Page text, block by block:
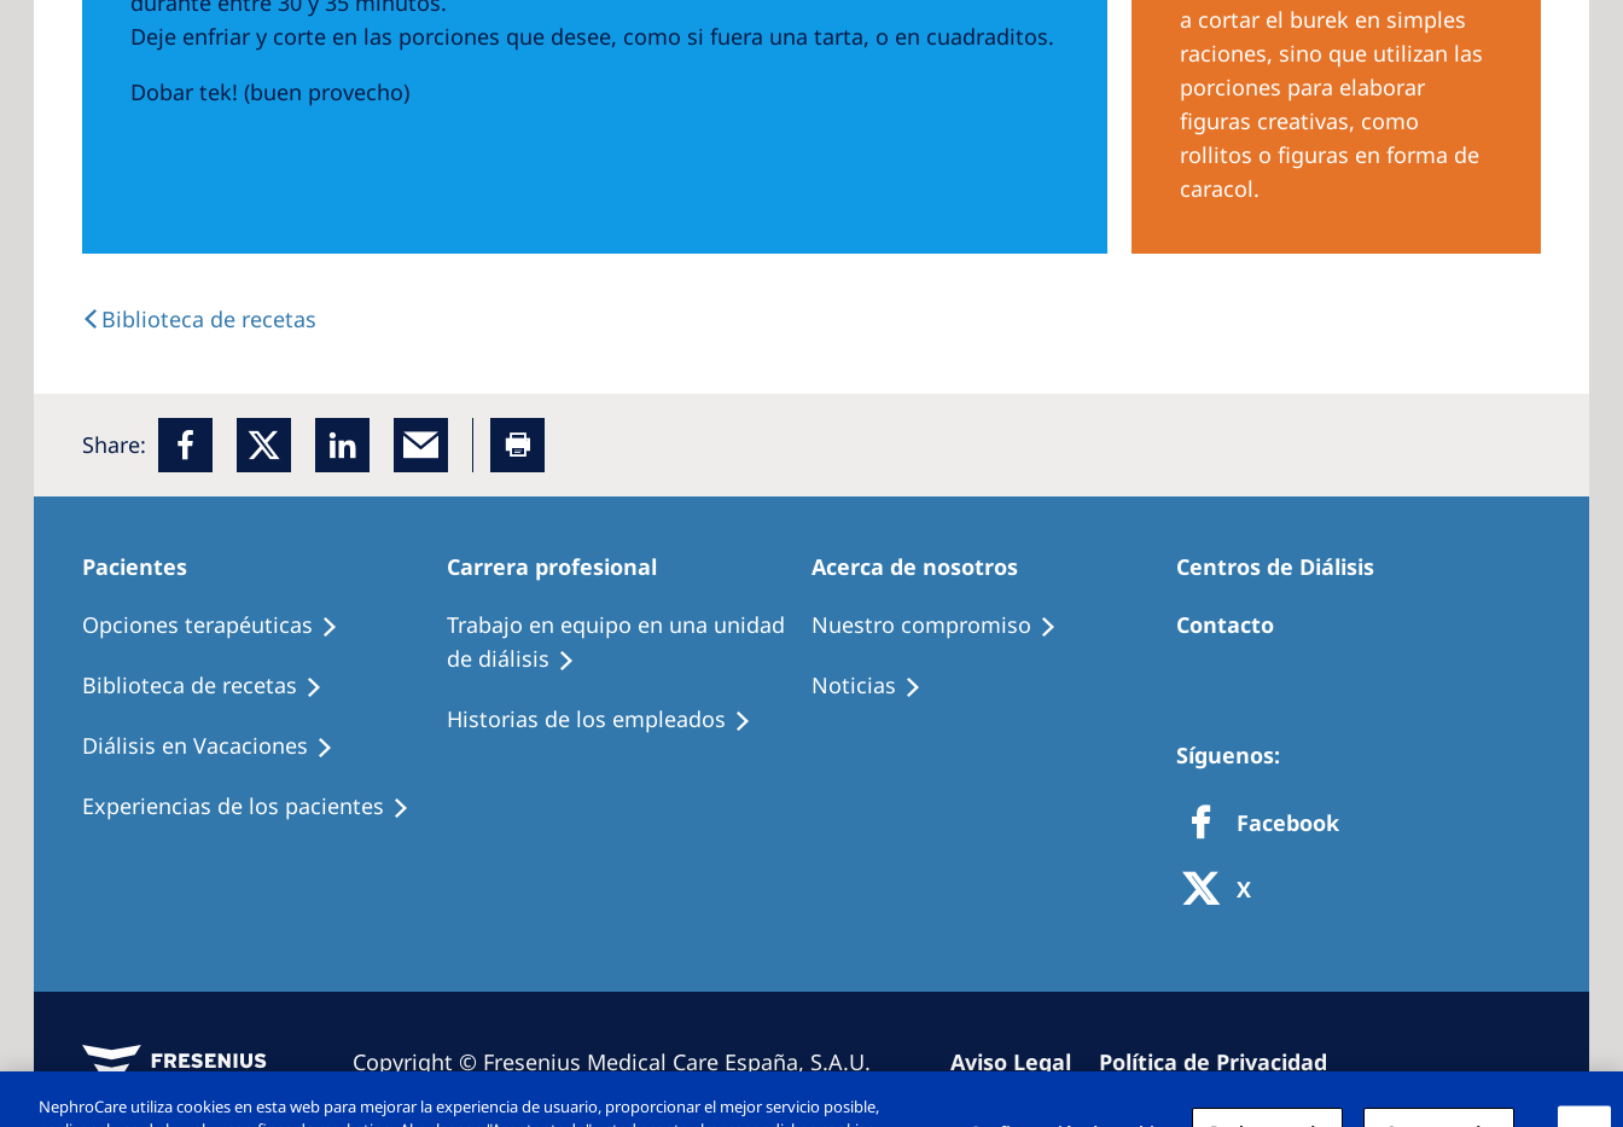
Deje enfriar y corte en las porciones que desee, como si fuera una tarta, o en cuadraditos.
Dobar tek! (buen provecho)
a cortar el burek en simples
raciones, sino que utilizan las
porciones para elaborar
figuras creativas, como
rollitos o figuras en forma de
caracol.
Biblioteca de recetas
Share:
Pacientes
Opciones terapéuticas
Biblioteca de recetas
Diálisis en Vacaciones
Experiencias de los pacientes
Carrera profesional
Trabajo en equipo en una unidad
de diálisis
Historias de los empleados
Acerca de nosotros
Nuestro compromiso
Noticias
Centros de Diálisis
Contacto
Síguenos:
Facebook
X
Copyright © Fresenius Medical Care España, S.A.U.
2026. Todos los derechos reservado.
Aviso Legal
Política de Privacidad
NephroCare utiliza cookies en esta web para mejorar la experiencia de usuario, proporcionar el mejor servicio posible,